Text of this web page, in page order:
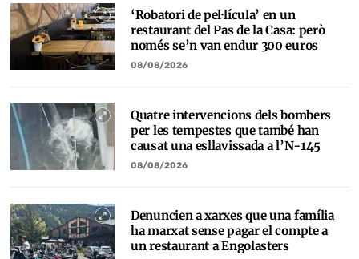
‘Robatori de pel·lícula’ en un
restaurant del Pas de la Casa: però
només se’n van endur 300 euros
08/08/2026
Quatre intervencions dels bombers
per les tempestes que també han
causat una esllavissada a l’N-145
08/08/2026
Denuncien a xarxes que una família
ha marxat sense pagar el compte a
un restaurant a Engolasters